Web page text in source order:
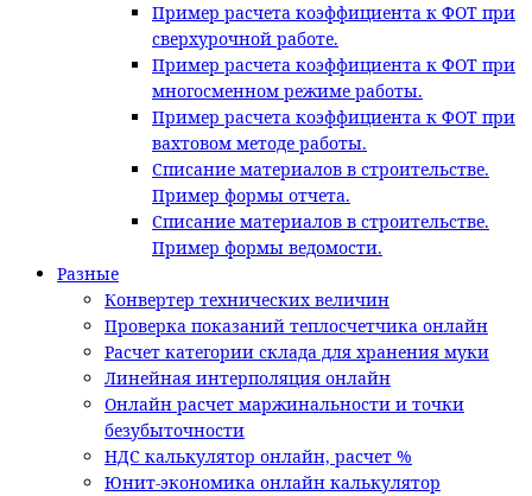
Пример расчета коэффициента к ФОТ при
сверхурочной работе.
Пример расчета коэффициента к ФОТ при
многосменном режиме работы.
Пример расчета коэффициента к ФОТ при
вахтовом методе работы.
Списание материалов в строительстве.
Пример формы отчета.
Списание материалов в строительстве.
Пример формы ведомости.
Разные
Конвертер технических величин
Проверка показаний теплосчетчика онлайн
Расчет категории склада для хранения муки
Линейная интерполяция онлайн
Онлайн расчет маржинальности и точки
безубыточности
НДС калькулятор онлайн, расчет %
Юнит-экономика онлайн калькулятор